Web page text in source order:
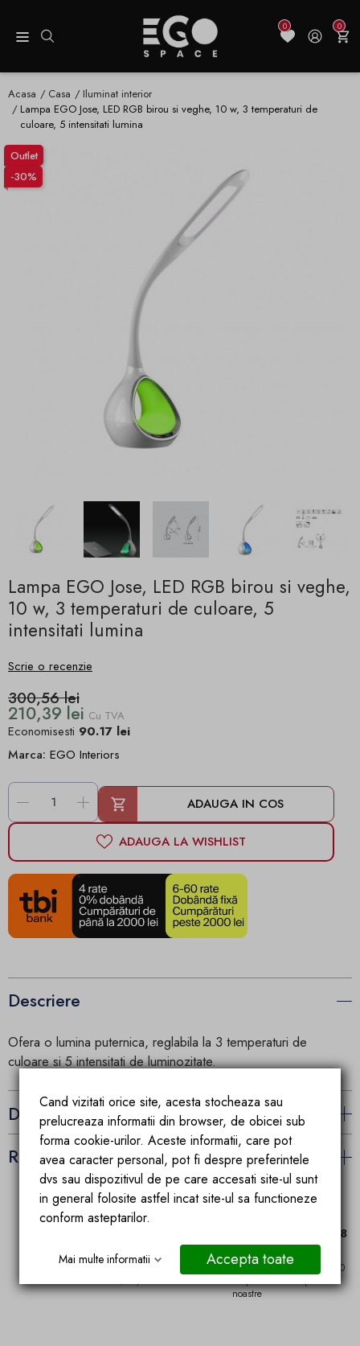
0 0
Acasa Casa
Iluminat interior
Lampa EGO Jose, LED RGB birou si veghe, 10 w, 3 temperaturi de
culoare, 5 intensitati lumina
Outlet
-30%
Lampa EGO Jose, LED RGB birou si veghe,
10 w, 3 temperaturi de culoare, 5
intensitati lumina
Scrie o recenzie
300,56 lei
210,39 lei Cu TVA
Economisesti 90.17 lei
Marca: EGO Interiors
- + ADAUGA IN COS
ADAUGA LA WISHLIST
Descriere
Ofera o lumina puternica, reglabila la 3 temperaturi de
culoare si 5 intensitati de luminozitate.
Detalii ale produsului
Recenzii (0)
Produse de top, testate si
Expediere in 24-48
ore
Stoc propriu la peste 1.000
de produse in depozitele
noastre
Cand vizitati orice site, acesta stocheaza sau
prelucreaza informatii din browser, de obicei sub
forma cookie-urilor. Aceste informatii, care pot
avea caracter personal, pot fi despre preferintele
dvs sau dispozitivul de pe care accesati site-ul sunt
in general folosite astfel incat site-ul sa functioneze
conform asteptarilor.
Mai multe informatii Accepta toate